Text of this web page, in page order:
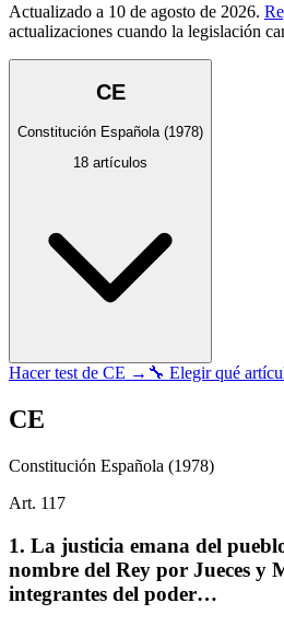
Actualizado a 10 de agosto de 2026.
actualizaciones cuando la legislación
CE
Constitución Española (1978)
18 artículos
Hacer test de CE → 🔧 Elegir qué
CE
Constitución Española (1978)
Art. 117
1. La justicia emana del
nombre del Rey por Jueces y
integrantes del poder…